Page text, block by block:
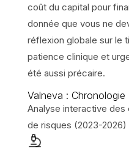
coût du capital pour
donnée que vous ne
réflexion globale sur le
patience clinique et
été aussi précaire.
Valneva : Chronologie
Analyse interactive
de risques (2023-2026)